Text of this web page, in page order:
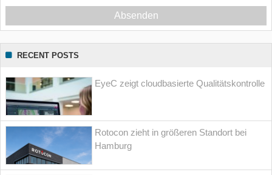
Absenden
RECENT POSTS
EyeC zeigt cloudbasierte Qualitätskontrolle
Rotocon zieht in größeren Standort bei
Hamburg